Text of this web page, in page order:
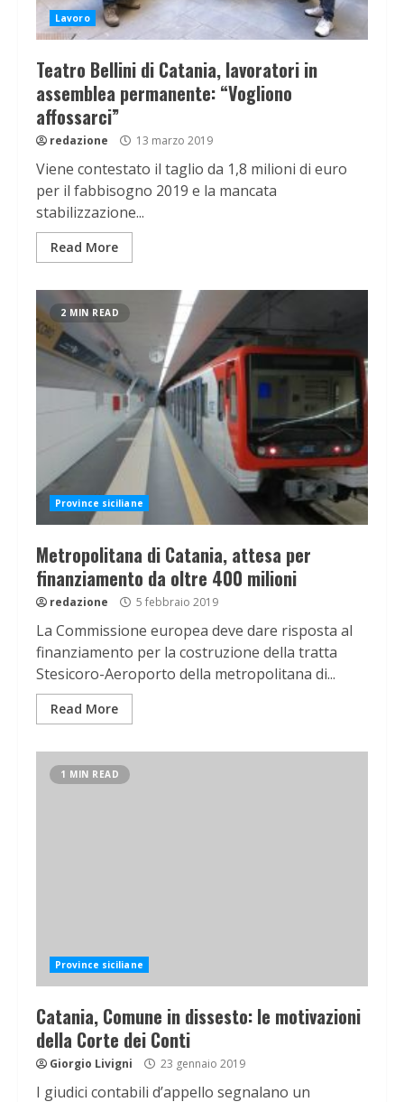
Lavoro
Teatro Bellini di Catania, lavoratori in
assemblea permanente: “Vogliono
affossarci”
redazione 13 marzo 2019
Viene contestato il taglio da 1,8 milioni di euro
per il fabbisogno 2019 e la mancata
stabilizzazione...
Read More
2 MIN READ
Province siciliane
Metropolitana di Catania, attesa per
finanziamento da oltre 400 milioni
redazione 5 febbraio 2019
La Commissione europea deve dare risposta al
finanziamento per la costruzione della tratta
Stesicoro-Aeroporto della metropolitana di...
Read More
1 MIN READ
Province siciliane
Catania, Comune in dissesto: le motivazioni
della Corte dei Conti
Giorgio Livigni 23 gennaio 2019
I giudici contabili d’appello segnalano un